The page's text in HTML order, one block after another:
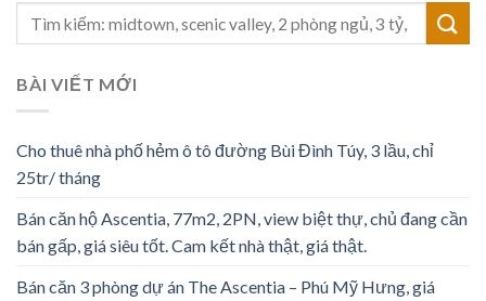
BÀI VIẾT MỚI
Cho thuê nhà phố hẻm ô tô đường Bùi Đình Túy, 3 lầu, chỉ
25tr/ tháng
Bán căn hộ Ascentia, 77m2, 2PN, view biệt thự, chủ đang cần
bán gấp, giá siêu tốt. Cam kết nhà thật, giá thật.
Bán căn 3 phòng dự án The Ascentia – Phú Mỹ Hưng, giá